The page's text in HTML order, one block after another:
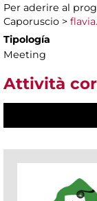
Per aderire al
Caporuscio >
Tipología
Meeting
Attività